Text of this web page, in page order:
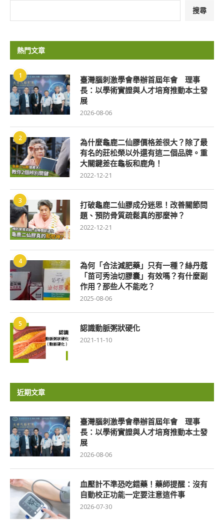
搜尋
熱門文章
1
臺灣腦刺激學會舉辦首屆年會 理事
長：以學術實證與人才培育推動本土發
展
2026-08-06
2
為什麼龜鹿二仙膠價格差很大？除了最
有名的莊松榮以外還有這二個品牌。重
大關鍵差在龜板和鹿角！
2022-12-21
3
打破龜鹿二仙膠成分迷思！改善關節問
題、預防骨質疏鬆真的那麼神？
2022-12-21
4
為何「合法減肥藥」只有一種？絲丹蔻
「苗可秀油切膠囊」有效嗎？有什麼副
作用？那些人不能吃？
2025-08-06
5 認識動脈粥狀硬化
2021-11-10
近期文章
臺灣腦刺激學會舉辦首屆年會 理事
長：以學術實證與人才培育推動本土發
展
2026-08-06
血壓計不準恐吃錯藥！藥師提醒：沒有
自動校正功能一定要注意這件事
2026-07-30